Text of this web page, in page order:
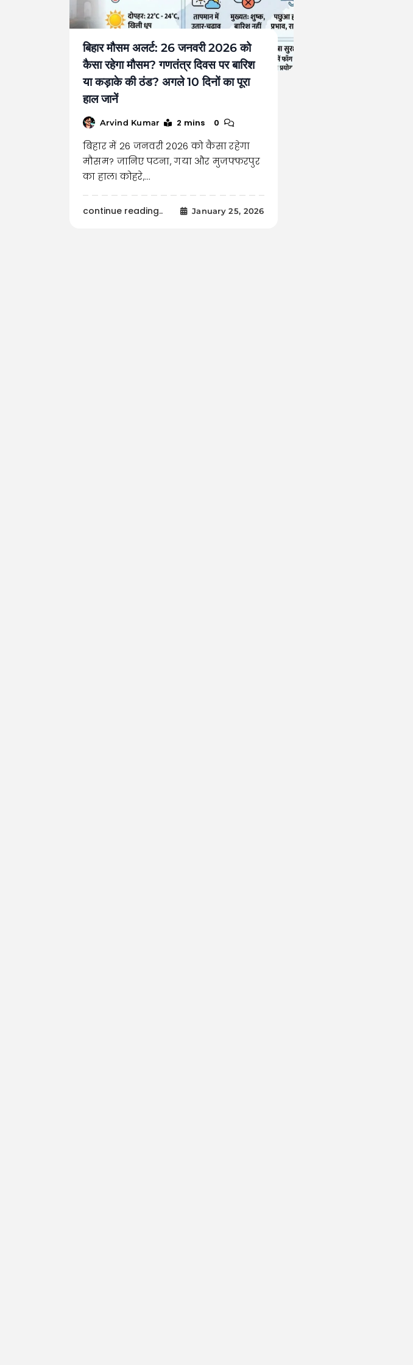
बिहार मौसम अलर्ट: 26 जनवरी 2026 को
कैसा रहेगा मौसम? गणतंत्र दिवस पर बारिश
या कड़ाके की ठंड? अगले 10 दिनों का पूरा
हाल जानें
Arvind Kumar 2 mins 0
बिहार में 26 जनवरी 2026 को कैसा रहेगा
मौसम? जानिए पटना, गया और मुजफ्फरपुर
का हाल। कोहरे,…
continue reading.. January 25, 2026